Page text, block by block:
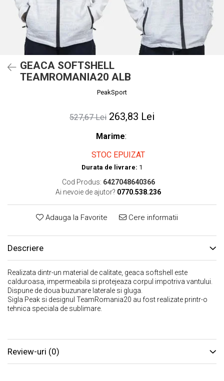
GEACA SOFTSHELL
TEAMROMANIA20 ALB
PeakSport
527,67 Lei 263,83 Lei
Marime:
STOC EPUIZAT
Durata de livrare: 1
Cod Produs: 6427048640366
Ai nevoie de ajutor? 0770.538.236
Adauga la Favorite Cere informatii
Descriere
Realizata dintr-un material de calitate, geaca softshell este
calduroasa, impermeabila si protejeaza corpul impotriva vantului.
Dispune de doua buzunare laterale si gluga.
Sigla Peak si designul TeamRomania20 au fost realizate printr-o
tehnica speciala de sublimare.
Review-uri (0)